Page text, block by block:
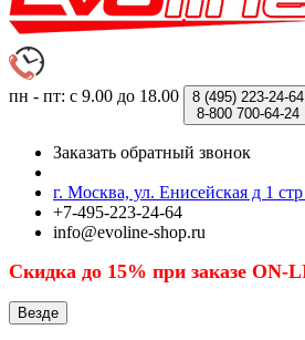
пн - пт: с 9.00 до 18.00 8 (495) 223-24-64
8-800 700-64-24
Заказать обратный звонок
г. Москва, ул. Енисейская д 1
+7-495-223-24-64
info@evoline-shop.ru
Скидка до 15% при заказе ON-
Везде